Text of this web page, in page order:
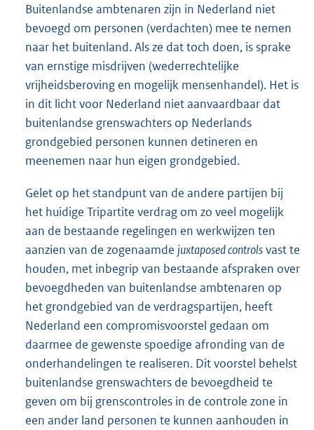
Buitenlandse ambtenaren zijn in Nederland niet
bevoegd om personen (verdachten) mee te nemen
naar het buitenland. Als ze dat toch doen, is sprake
van ernstige misdrijven (wederrechtelijke
vrijheidsberoving en mogelijk mensenhandel). Het is
in dit licht voor Nederland niet aanvaardbaar dat
buitenlandse grenswachters op Nederlands
grondgebied personen kunnen detineren en
meenemen naar hun eigen grondgebied.
Gelet op het standpunt van de andere partijen bij
het huidige Tripartite verdrag om zo veel mogelijk
aan de bestaande regelingen en werkwijzen ten
aanzien van de zogenaamde juxtaposed controlsvast te
houden, met inbegrip van bestaande afspraken over
bevoegdheden van buitenlandse ambtenaren op
het grondgebied van de verdragspartijen, heeft
Nederland een compromisvoorstel gedaan om
daarmee de gewenste spoedige afronding van de
onderhandelingen te realiseren. Dit voorstel behelst
buitenlandse grenswachters de bevoegdheid te
geven om bij grenscontroles in de controle zone in
een ander land personen te kunnen aanhouden in